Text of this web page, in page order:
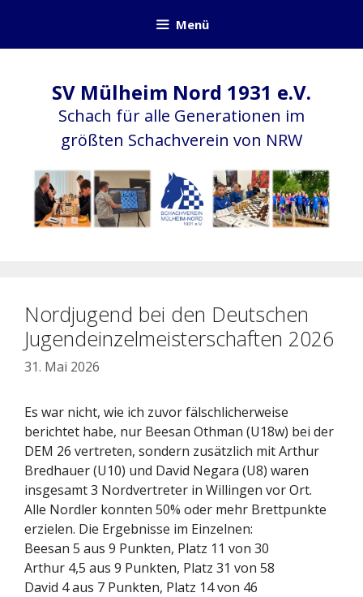
springen
Menü
SV Mülheim Nord 1931 e.V.
Schach für alle Generationen im
größten Schachverein von NRW
Nordjugend bei den Deutschen
Jugendeinzelmeisterschaften 2026
31. Mai 2026
Es war nicht, wie ich zuvor fälschlicherweise
berichtet habe, nur Beesan Othman (U18w) bei der
DEM 26 vertreten, sondern zusätzlich mit Arthur
Bredhauer (U10) und David Negara (U8) waren
insgesamt 3 Nordvertreter in Willingen vor Ort.
Alle Nordler konnten 50% oder mehr Brettpunkte
erzielen. Die Ergebnisse im Einzelnen:
Beesan 5 aus 9 Punkten, Platz 11 von 30
Arthur 4,5 aus 9 Punkten, Platz 31 von 58
David 4 aus 7 Punkten, Platz 14 von 46